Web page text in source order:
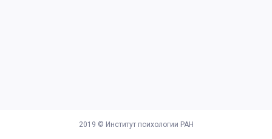
2019 © Институт психологии РАН